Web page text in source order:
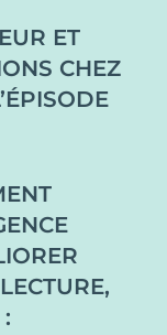
ET
CHEZ